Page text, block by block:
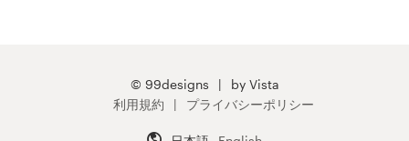
© 99designs
by Vista
利用規約
プライバシーポリシー